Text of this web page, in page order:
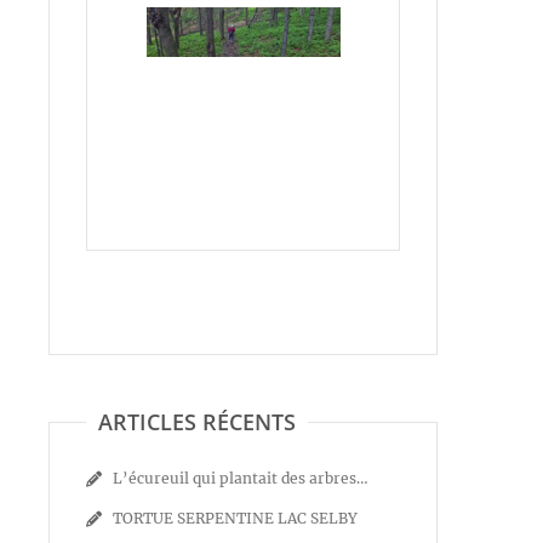
ARTICLES RÉCENTS
L’écureuil qui plantait des arbres…
TORTUE SERPENTINE LAC SELBY